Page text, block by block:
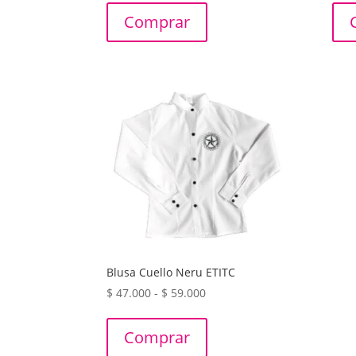
Comprar
Blusa Cuello Neru ETITC
$ 47.000 - $ 59.000Rango
Comprar